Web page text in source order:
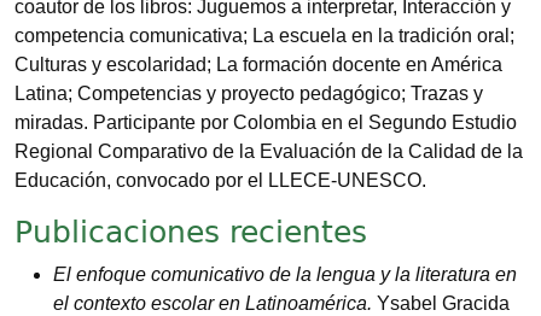
coautor de los libros: Juguemos a interpretar, Interacción y
competencia comunicativa; La escuela en la tradición oral;
Culturas y escolaridad; La formación docente en América
Latina; Competencias y proyecto pedagógico; Trazas y
miradas. Participante por Colombia en el Segundo Estudio
Regional Comparativo de la Evaluación de la Calidad de la
Educación, convocado por el LLECE-UNESCO.
Publicaciones recientes
El enfoque comunicativo de la lengua y la literatura en
el contexto escolar en Latinoamérica. Ysabel Gracida